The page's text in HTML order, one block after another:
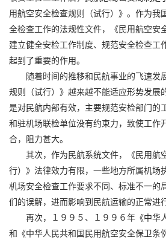
用航空安全检查规则（试行）》。作为我
全检查工作的法规性文件，《民用航空安
建立健全安检工作制度、规范安全检查工
起到了重要的作用。
随着时间的推移和民航事业的飞速发
规则（试行）》越来越不能适应形势发展
是对民航内部有效，主要规范安检部门的
和驻机场联检单位没有约束力，致使工作
合，阻力甚大。
其次，作为民航系统文件，《民用航
行）》法律效力有限，一些地方所属机场
机场安全检查工作要求不同、标准不一的
们的误解，进而影响到民航运输的正常进行
再次，１９９５、１９９６年《中华人
和《中华人民共和国民用航空安全保卫条